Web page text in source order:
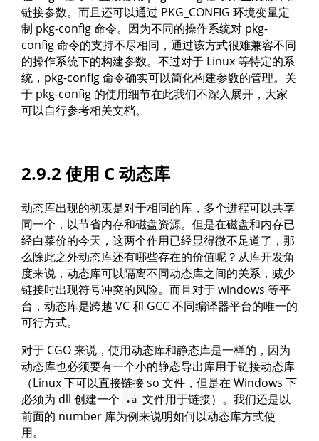
链接参数。而且还可以通过 PKG_CONFIG 环境变量定
制 pkg-config 命令。因为不同的操作系统对 pkg-
config 命令的支持不尽相同，通过该方式很难兼容不同
的操作系统下的构建参数。不过对于 Linux 等特定的系
统，pkg-config 命令确实可以简化构建参数的管理。关
于 pkg-config 的使用细节在此我们不深入展开，大家
可以自行参考相关文档。
2.9.2 使用 C 动态库
动态库出现的初衷是对于相同的库，多个进程可以共享
同一个，以节省内存和磁盘资源。但是在磁盘和内存已
经白菜价的今天，这两个作用已经显得微不足道了，那
么除此之外动态库还有哪些存在的价值呢？从库开发角
度来说，动态库可以隔离不同动态库之间的关系，减少
链接时出现符号冲突的风险。而且对于 windows 等平
台，动态库是跨越 VC 和 GCC 不同编译器平台的唯一的
可行方式。
对于 CGO 来说，使用动态库和静态库是一样的，因为
动态库也必须要有一个小的静态导出库用于链接动态库
（Linux 下可以直接链接 so 文件，但是在 Windows 下
必须为 dll 创建一个
.a 文件用于链接）。我们还是以
前面的 number 库为例来说明如何以动态库方式使
用。